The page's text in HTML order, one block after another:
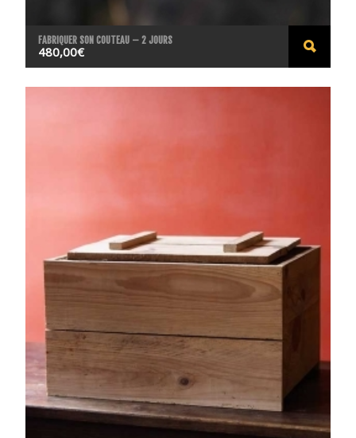
FABRIQUER SON COUTEAU – 2 JOURS
480,00€
ACHE